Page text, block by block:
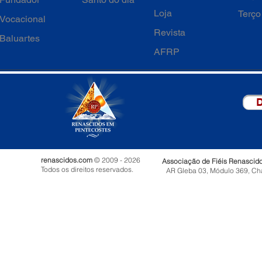
Vocacional
Baluartes
Loja
Revista
AFRP
renascidos.com © 2009 - 2026
Todos os direitos reservados.
Associação de Fiéis
AR Gleba 03, Módulo 369,